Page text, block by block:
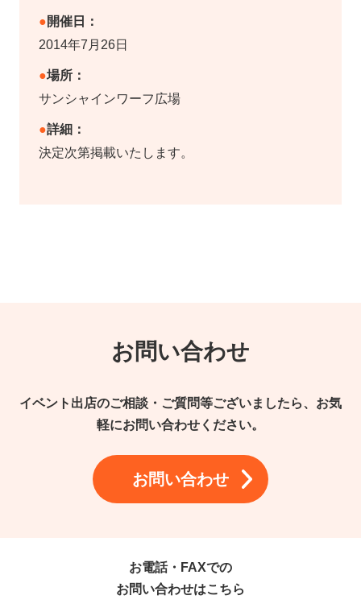
開催日：
2014年7月26日
場所：
サンシャインワーフ広場
詳細：
決定次第掲載いたします。
お問い合わせ
イベント出店のご相談・ご質問等ございましたら、お気
軽にお問い合わせください。
お問い合わせ
お電話・FAXでの
お問い合わせはこちら